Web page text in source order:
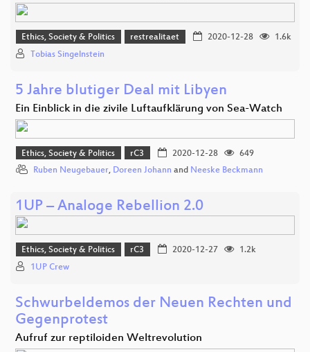
Ethics, Society & Politics restrealitaet 2020-12-28
1.6k
Tobias Singelnstein
5 Jahre blutiger Deal mit Libyen
Ein Einblick in die zivile Luftaufklärung von Sea-Watch
Ethics, Society & Politics rC3 2020-12-28
649
Ruben Neugebauer, Doreen Johann and Neeske Beckmann
1UP – Analoge Rebellion 2.0
Ethics, Society & Politics rC3 2020-12-27
1.2k
1UP Crew
Schwurbeldemos der Neuen Rechten und
Gegenprotest
Aufruf zur reptiloiden Weltrevolution